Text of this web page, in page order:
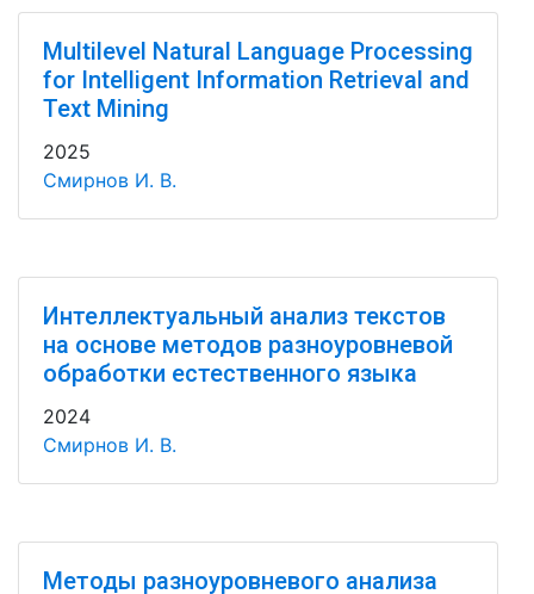
Multilevel Natural Language Processing
for Intelligent Information Retrieval and
Text Mining
2025
Смирнов И. В.
Интеллектуальный анализ текстов
на основе методов разноуровневой
обработки естественного языка
2024
Смирнов И. В.
Методы разноуровневого анализа